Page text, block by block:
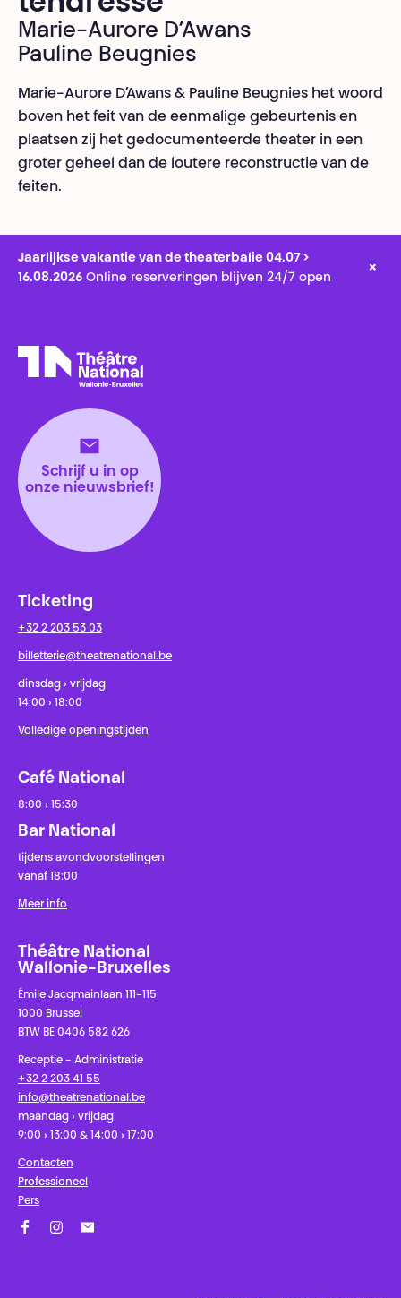
Marie-Aurore D’Awans
Pauline Beugnies
Marie-Aurore D’Awans & Pauline Beugnies het woord
boven het feit van de eenmalige gebeurtenis en
plaatsen zij het gedocumenteerde theater in een
groter geheel dan de loutere reconstructie van de
feiten.
Jaarlijkse vakantie van de theaterbalie 04.07 >
16.08.2026 Online reserveringen blijven 24/7 open
×
Schrijf u in op
onze nieuwsbrief!
Ticketing
+32 2 203 53 03
billetterie@theatrenational.be
dinsdag › vrijdag
14:00 › 18:00
Volledige openingstijden
Café National
8:00 › 15:30
Bar National
tijdens avondvoorstellingen
vanaf 18:00
Meer info
Théâtre National
Wallonie-Bruxelles
Émile Jacqmainlaan 111-115
1000 Brussel
BTW BE 0406 582 626
Receptie - Administratie
+32 2 203 41 55
info@theatrenational.be
maandag › vrijdag
9:00 › 13:00 & 14:00 › 17:00
Contacten
Professioneel
Pers